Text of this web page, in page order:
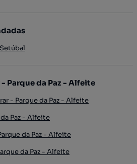
Parque da Paz - Alfeite
- Parque da Paz - Alfeite
Paz - Alfeite
da Paz - Alfeite
da Paz - Alfeite